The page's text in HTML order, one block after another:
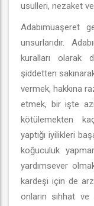
usulleri, nezaket
Adabımuaşeret
unsurlarıdır.
kuralları olarak
şiddetten
vermek, hakkına
etmek, bir işte
kötülemekten
yaptığı iyilikleri
koğuculuk
yardımsever
kardeşi için de
onların sıhhat